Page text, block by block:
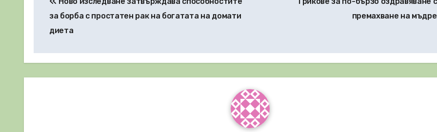
за борба с простатен рак на богатата на домати
диета
премахване на